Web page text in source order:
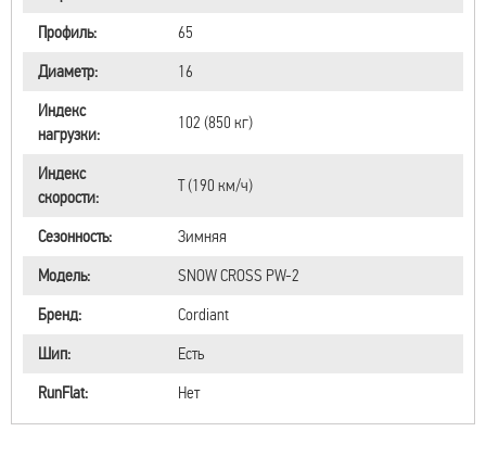
Профиль:
65
Диаметр:
16
Индекс
нагрузки:
102 (850 кг)
Индекс
скорости:
T (190 км/ч)
Сезонность:
Зимняя
Модель:
SNOW CROSS PW-2
Бренд:
Cordiant
Шип:
Есть
RunFlat:
Нет